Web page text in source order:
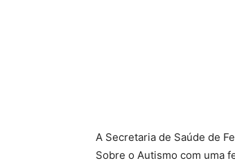
A Secretaria de Saúde de
Sobre o Autismo com uma